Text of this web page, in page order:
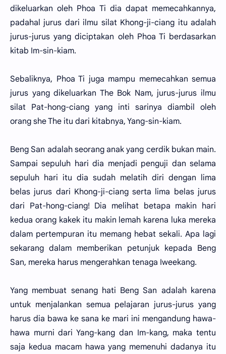
dikeluarkan oleh Phoa Ti dia dapat memecahkannya,
padahal jurus dari ilmu silat Khong-ji-ciang itu adalah
jurus-jurus yang diciptakan oleh Phoa Ti berdasarkan
kitab Im-sin-kiam.
Sebaliknya, Phoa Ti juga mampu memecahkan semua
jurus yang dikeluarkan The Bok Nam, jurus-jurus ilmu
silat Pat-hong-ciang yang inti sarinya diambil oleh
orang she The itu dari kitabnya, Yang-sin-kiam.
Beng San adalah seorang anak yang cerdik bukan main.
Sampai sepuluh hari dia menjadi penguji dan selama
sepuluh hari itu dia sudah melatih diri dengan lima
belas jurus dari Khong-ji-ciang serta lima belas jurus
dari Pat-hong-ciang! Dia melihat betapa makin hari
kedua orang kakek itu makin lemah karena luka mereka
dalam pertempuran itu memang hebat sekali. Apa lagi
sekarang dalam memberikan petunjuk kepada Beng
San, mereka harus mengerahkan tenaga Iweekang.
Yang membuat senang hati Beng San adalah karena
untuk menjalankan semua pelajaran jurus-jurus yang
harus dia bawa ke sana ke mari ini mengandung hawa-
hawa murni dari Yang-kang dan Im-kang, maka tentu
saja kedua macam hawa yang memenuhi dadanya itu